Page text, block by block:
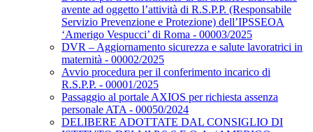
avente ad oggetto l’attività di R.S.P.P. (Responsabile
Servizio Prevenzione e Protezione) dell’IPSSEOA
‘Amerigo Vespucci’ di Roma - 00003/2025
DVR – Aggiornamento sicurezza e salute lavoratrici in
maternità - 00002/2025
Avvio procedura per il conferimento incarico di
R.S.P.P. - 00001/2025
Passaggio al portale AXIOS per richiesta assenza
personale ATA - 00050/2024
DELIBERE ADOTTATE DAL CONSIGLIO DI